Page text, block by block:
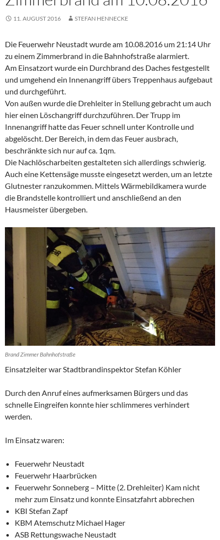
11. AUGUST 2016 STEFAN HENNECKE
Die Feuerwehr Neustadt wurde am 10.08.2016 um 21:14 Uhr
zu einem Zimmerbrand in die Bahnhofstraße alarmiert.
Am Einsatzort wurde ein Durchbrand des Daches festgestellt
und umgehend ein Innenangriff übers Treppenhaus aufgebaut
und durchgeführt.
Von außen wurde die Drehleiter in Stellung gebracht um auch
hier einen Löschangriff durchzuführen. Der Trupp im
Innenangriff hatte das Feuer schnell unter Kontrolle und
abgelöscht. Der Bereich, in dem das Feuer ausbrach,
beschränkte sich nur auf ca. 1qm.
Die Nachlöscharbeiten gestalteten sich allerdings schwierig.
Auch eine Kettensäge musste eingesetzt werden, um an letzte
Glutnester ranzukommen. Mittels Wärmebildkamera wurde
die Brandstelle kontrolliert und anschließend an den
Hausmeister übergeben.
Brand Zimmer Bahnhofstraße
Einsatzleiter war Stadtbrandinspektor Stefan Köhler
Durch den Anruf eines aufmerksamen Bürgers und das
schnelle Eingreifen konnte hier schlimmeres verhindert
werden.
Im Einsatz waren:
Feuerwehr Neustadt
Feuerwehr Haarbrücken
Feuerwehr Sonneberg – Mitte (2. Drehleiter) Kam nicht
mehr zum Einsatz und konnte Einsatzfahrt abbrechen
KBI Stefan Zapf
KBM Atemschutz Michael Hager
ASB Rettungswache Neustadt